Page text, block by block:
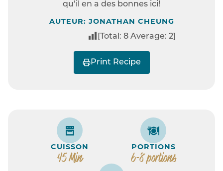
qu’il en a des bonnes ici!
AUTEUR: JONATHAN CHEUNG
[Total: 8Average: 2]
Print Recipe
CUISSON
45 Min
PORTIONS
6-8 portions